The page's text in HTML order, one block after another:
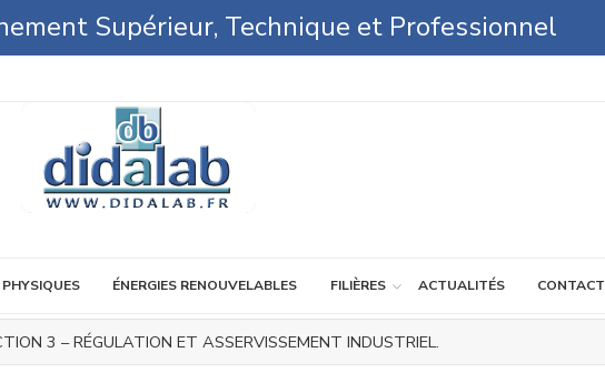
Supérieur, Technique et Professionnel
PHYSIQUES ÉNERGIES RENOUVELABLES FILIÈRES ACTUALITÉS CONTACT
3 – RÉGULATION ET ASSERVISSEMENT INDUSTRIEL.